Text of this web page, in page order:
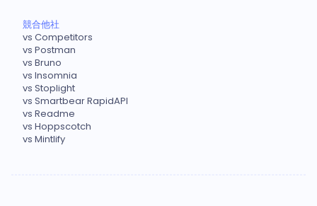
競合他社
vs Competitors
vs Postman
vs Bruno
vs Insomnia
vs Stoplight
vs Smartbear RapidAPI
vs Readme
vs Hoppscotch
vs Mintlify